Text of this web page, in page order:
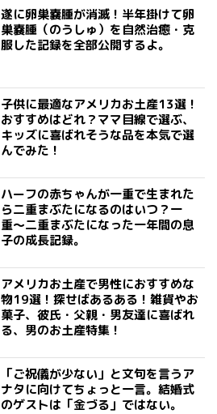
遂に卵巣嚢腫が消滅！半年掛けて卵
巣嚢腫（のうしゅ）を自然治癒・克
服した記録を全部公開するよ。
子供に最適なアメリカお土産13選！
おすすめはどれ？ママ目線で選ぶ、
キッズに喜ばれそうな品を本気で選
んでみた！
ハーフの赤ちゃんが一重で生まれた
ら二重まぶたになるのはいつ？一
重〜二重まぶたになった一年間の息
子の成長記録。
アメリカお土産で男性におすすめな
物19選！探せばあるある！雑貨やお
菓子、彼氏・父親・男友達に喜ばれ
る、男のお土産特集！
「ご祝儀が少ない」と文句を言うア
ナタに向けてちょっと一言。結婚式
のゲストは「金づる」ではない。